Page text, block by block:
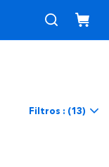
Filtros : (13)